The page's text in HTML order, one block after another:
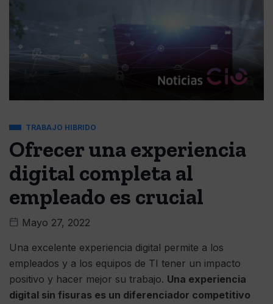
TRABAJO HIBRIDO
Ofrecer una experiencia
digital completa al
empleado es crucial
Mayo 27, 2022
Una excelente experiencia digital permite a los
empleados y a los equipos de TI tener un impacto
positivo y hacer mejor su trabajo. Una experiencia
digital sin fisuras es un diferenciador competitivo